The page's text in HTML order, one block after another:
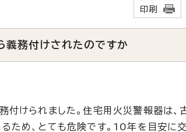
印刷
義務付けされたのですか
けられました。住宅用火災警報器は、
ため、とても危険です。10年を目安に